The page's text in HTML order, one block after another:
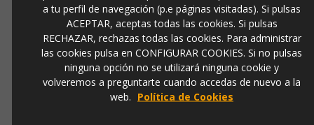
EMail
info@ibergada.com
Compártelo:
a tu perfil de navegación (p.e páginas visitadas). Si pulsas
ACEPTAR, aceptas todas las cookies. Si pulsas
RECHAZAR, rechazas todas las cookies. Para administrar
las cookies pulsa en CONFIGURAR COOKIES. Si no pulsas
ninguna opción no se utilizará ninguna cookie y
volveremos a preguntarte cuando accedas de nuevo a la
web. Política de Cookies